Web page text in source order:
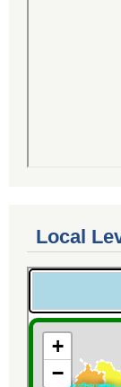
Local